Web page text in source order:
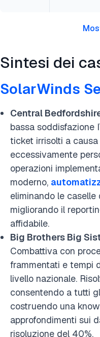
Sintesi dei
SolarWinds
Central
bassa soddisfazione
ticket irrisolti a
eccessivamente
operazioni
moderno,
eliminando le
migliorando il
affidabile.
Big Brothers Big
Combattiva con
frammentati e tempi
livello nazionale.
consentendo a tutti
costruendo una
approfondimenti sui
risoluzione del 40%.